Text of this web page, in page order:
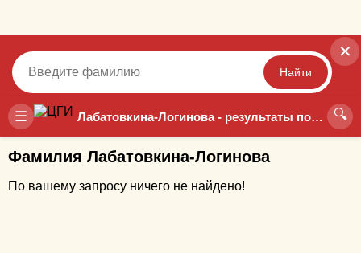
☰ Лабатовкина-Логинова - результаты поиска 🔍
✕
Найти
Точный Неточный
Фамилия Лабатовкина-Логинова
По вашему запросу ничего не найдено!